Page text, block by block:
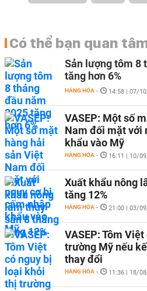
Có thể bạn quan
Sản lượng tôm 8
tăng hơn 6%
HÀNG HÓA - 14:58 | 07/
VASEP: Một số
Nam đối mặt với
khẩu vào Mỹ
HÀNG HÓA - 16:11 | 10/
Xuất khẩu nông
tăng 12%
HÀNG HÓA - 21:00 | 03/
VASEP: Tôm
trường Mỹ nếu
thay đổi
HÀNG HÓA - 11:36 | 18/